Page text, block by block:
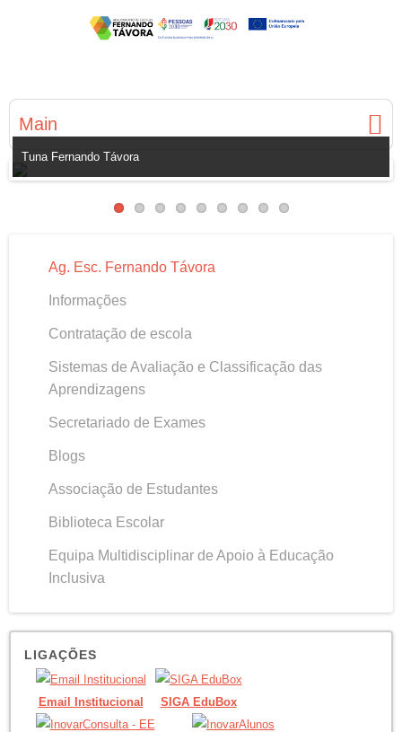
Main
Tuna Fernando Távora
Ag. Esc. Fernando Távora
Informações
Contratação de escola
Sistemas de Avaliação e Classificação das
Aprendizagens
Secretariado de Exames
Blogs
Associação de Estudantes
Biblioteca Escolar
Equipa Multidisciplinar de Apoio à Educação
Inclusiva
LIGAÇÕES
Email Institucional SIGA EduBox